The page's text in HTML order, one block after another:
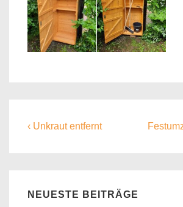
Beitragsnavigation
Previous
‹ Unkraut entfernt
Next
NEUESTE BEITRÄGE